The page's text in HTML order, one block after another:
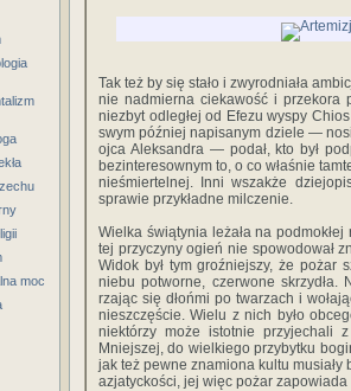
moc
Tak też by się stało i zwyrodniała
nie nadmierna ciekawość i przekora
niezbyt odległej od Efezu wyspy
swym później napisanym dzie­le —
ojca Aleksandra — podał, kto był
bez­interesownym to, o co właśnie
nieśmiertelnej. Inni wszakże
sprawie przykładne milczenie.
Wielka świątynia leżała na
tej przyczy­ny ogień nie spowodował
Widok był tym groźniej­szy, że pożar
niebu potworne, czerwone
rzając się dłońmi po twarzach i
nieszczęście. Wielu z nich było
niektórzy może istotnie przyjechali
Mniejszej, do wielkiego przybytku
jak też pewne znamiona kultu
azjatyckości, jej więc pożar